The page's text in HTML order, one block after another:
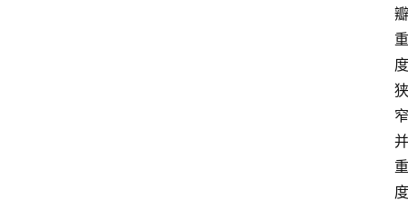
瓣
重
度
狭
窄
并
重
度